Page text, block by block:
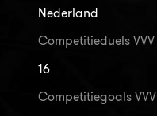
Nederland
Competitieduels VVV
16
Competitiegoals VVV